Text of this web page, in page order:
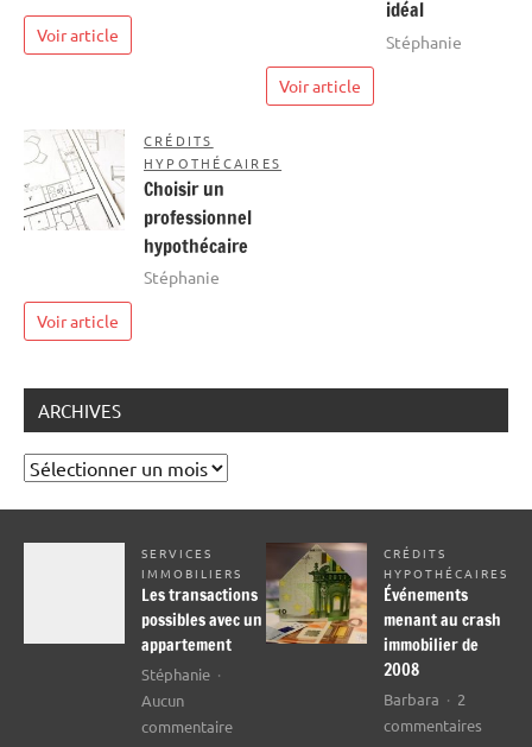
Voir article
idéal
Stéphanie
Voir article
CRÉDITS
HYPOTHÉCAIRES
Choisir un
professionnel
hypothécaire
Stéphanie
Voir article
ARCHIVES
Archives
SERVICES
IMMOBILIERS
Les transactions
possibles avec un
appartement
Stéphanie
Aucun
commentairesur
CRÉDITS
HYPOTHÉCAIRES
Événements
menant au crash
immobilier de
2008
Barbara
2
commentaires